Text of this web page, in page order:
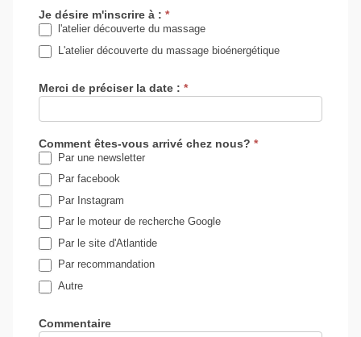
Je désire m'inscrire à : *
l'atelier découverte du massage
L'atelier découverte du massage bioénergétique
Merci de préciser la date : *
Comment êtes-vous arrivé chez nous? *
Par une newsletter
Par facebook
Par Instagram
Par le moteur de recherche Google
Par le site d'Atlantide
Par recommandation
Autre
Commentaire